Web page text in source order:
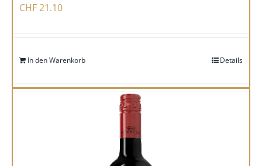
CHF21.10
In den Warenkorb Details